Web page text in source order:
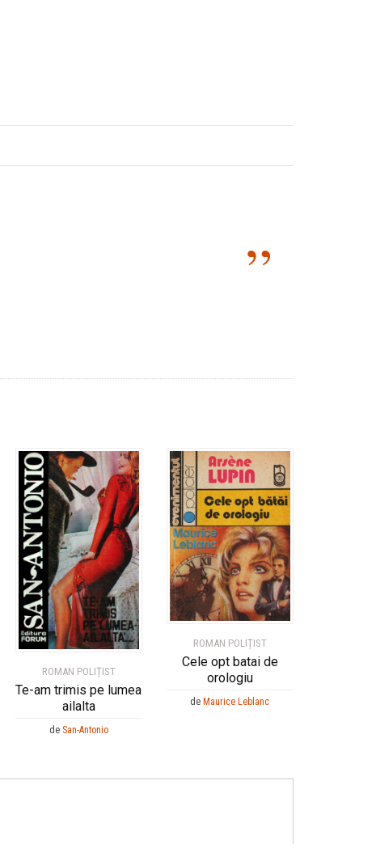
ROMAN POLIȚIST
Te-am trimis pe lumea
ailalta
de San-Antonio
ROMAN POLIȚIST
Cele opt batai de
orologiu
de Maurice Leblanc